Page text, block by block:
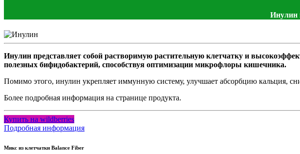
Инулин
Инулин представляет собой растворимую растительную клетчатку и
полезных бифидобактерий, способствуя оптимизации микрофлоры кишечника.
Помимо этого, инулин укрепляет иммунную систему, улучшает абсорбцию кальция,
Более подробная информация на странице продукта.
Купить на wildberries
Подробная информация
Микс из клетчатки Balance Fiber